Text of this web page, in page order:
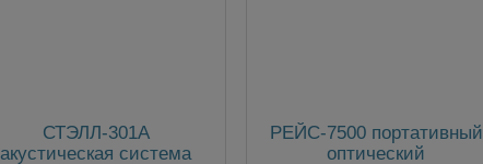
СТЭЛЛ-301А
акустическая cистема
РЕЙС-7500 портативный
оптический